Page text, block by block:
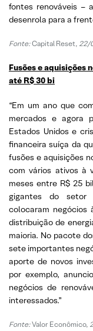
fontes renováveis –
desenrola para a
Fonte:Capital Reset, 22/
Fusões e aquisições
até R$ 30 bi
“Em um ano que
mercados e agora
Estados Unidos e
financeira suíça da
fusões e aquisições
com vários ativos à
meses entre R$ 25
gigantes do setor
colocaram negócios
distribuição de
maioria. No pacote
sete importantes
aporte de novos
por exemplo,
negócios de
interessados.”
Fonte:Valor Econômico,